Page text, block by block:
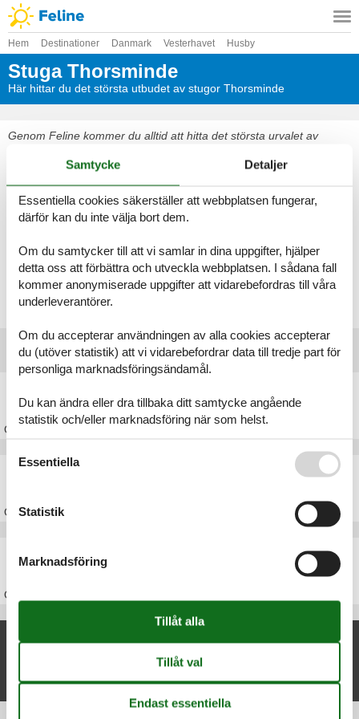
Hem Destinationer Danmark Vesterhavet Husby
Stuga Thorsminde
Här hittar du det största utbudet av stugor Thorsminde
Genom Feline kommer du alltid att hitta det största urvalet av
nätet eller kontakta oss om du har frågor.
Välj bland 102 stugor
en vacker stuga Thorsminde
Välj bland 102 stugor
Huvudtoppartiklar
Om
Stuga Vesterhavet
OmVesterhavet
Om
Nya artiklar om Thorsminde
Visa lista
Samtycke Detaljer
Essentiella cookies säkerställer att webbplatsen fungerar,
därför kan du inte välja bort dem.
Om du samtycker till att vi samlar in dina uppgifter, hjälper
detta oss att förbättra och utveckla webbplatsen. I sådana fall
kommer anonymiserade uppgifter att vidarebefordras till våra
underleverantörer.
Om du accepterar användningen av alla cookies accepterar
du (utöver statistik) att vi vidarebefordrar data till tredje part för
personliga marknadsföringsändamål.
Du kan ändra eller dra tillbaka ditt samtycke angående
statistik och/eller marknadsföring när som helst.
Essentiella
Statistik
Marknadsföring